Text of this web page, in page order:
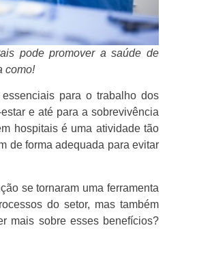
pode promover a saúde de
como!
para o trabalho dos
e até para a sobrevivência
hospitais é uma atividade tão
de forma adequada para evitar
se tornaram uma ferramenta
do setor, mas também
mais sobre esses benefícios?